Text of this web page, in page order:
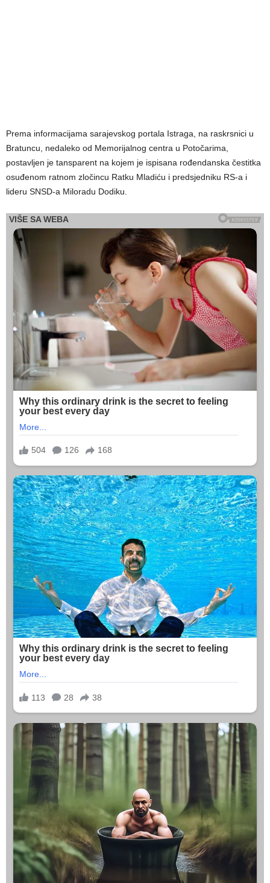
Prema informacijama sarajevskog portala Istraga, na raskrsnici u
Bratuncu, nedaleko od Memorijalnog centra u Potočarima,
postavljen je tansparent na kojem je ispisana rođendanska čestitka
osuđenom ratnom zločincu Ratku Mladiću i predsjedniku RS-a i
lideru SNSD-a Miloradu Dodiku.